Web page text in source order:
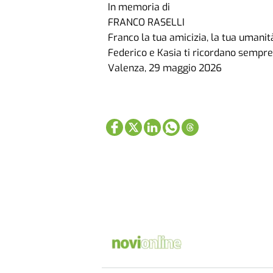
In memoria di
FRANCO RASELLI
Franco la tua amicizia, la tua
Federico e Kasia ti ricordano
Valenza, 29 maggio 2026